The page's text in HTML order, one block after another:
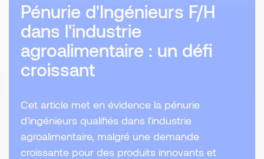
Pénurie d'Ingénieurs F/H
dans l'industrie
agroalimentaire : un défi
croissant
Cet article met en évidence la pénurie
d'ingénieurs qualifiés dans l'industrie
agroalimentaire, malgré une demande
croissante pour des produits innovants et